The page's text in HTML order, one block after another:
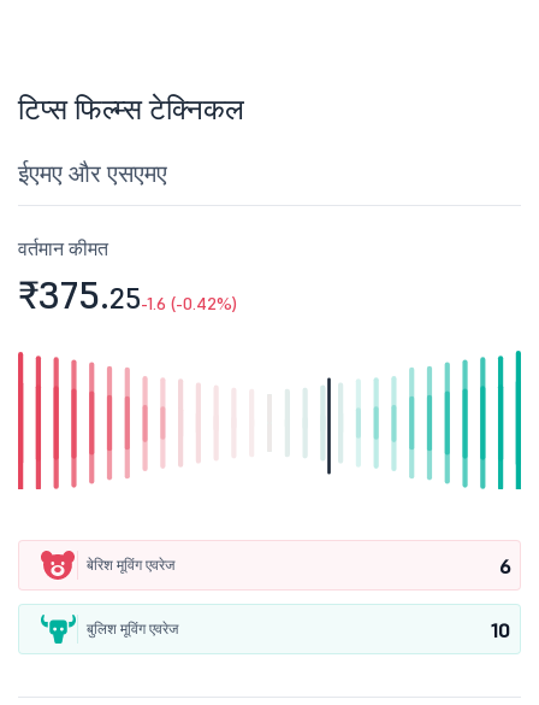
टिप्स फिल्म्स टेक्निकल
ईएमए और एसएमए
वर्तमान कीमत
₹375.25-1.6 (-0.42%)
बेरिश मूविंग एवरेज 6
बुलिश मूविंग एवरेज 10